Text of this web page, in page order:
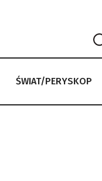
ŚWIAT/PERYSKOP
ANGORKA – NIE